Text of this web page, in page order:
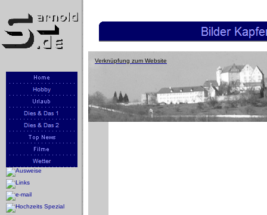
Verknüpfung zum Website